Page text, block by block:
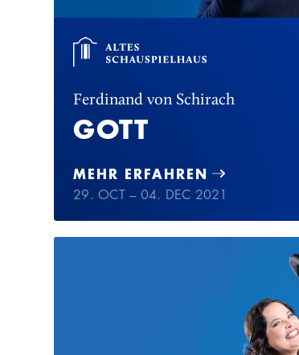
Ferdinand von Schirach
GOTT
MEHR ERFAHREN
29. OCT – 04. DEC 2021